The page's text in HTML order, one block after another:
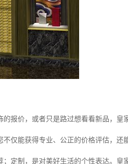
报价，或者只是路过想看看新品，
仅能获得专业、公正的价格评估，还
定制，是对美好生活的个性表达。皇